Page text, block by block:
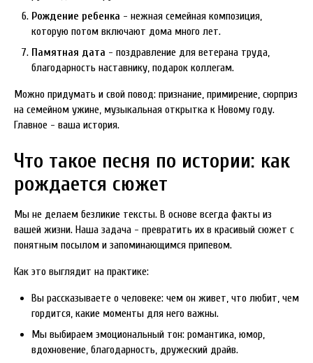
Рождение ребенка - нежная семейная композиция,
которую потом включают дома много лет.
Памятная дата - поздравление для ветерана труда,
благодарность наставнику, подарок коллегам.
Можно придумать и свой повод: признание, примирение, сюрприз
на семейном ужине, музыкальная открытка к Новому году.
Главное - ваша история.
Что такое песня по истории: как
рождается сюжет
Мы не делаем безликие тексты. В основе всегда факты из
вашей жизни. Наша задача - превратить их в красивый сюжет с
понятным посылом и запоминающимся припевом.
Как это выглядит на практике:
Вы рассказываете о человеке: чем он живет, что любит, чем
гордится, какие моменты для него важны.
Мы выбираем эмоциональный тон: романтика, юмор,
вдохновение, благодарность, дружеский драйв.